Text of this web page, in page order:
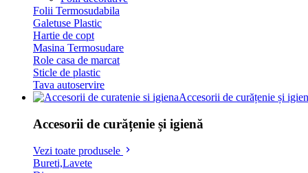
Folii Termosudabila
Galetuse Plastic
Hartie de copt
Masina Termosudare
Role casa de marcat
Sticle de plastic
Tava autoservire
Accesorii de curățenie și
Accesorii de curățenie și igienă
Vezi toate produsele
Bureti,Lavete